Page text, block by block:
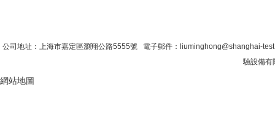
公司地址：上海市嘉定區瀏翔公路5555號 電子郵件：liuminghong@shanghai-
驗設備有
網站地圖